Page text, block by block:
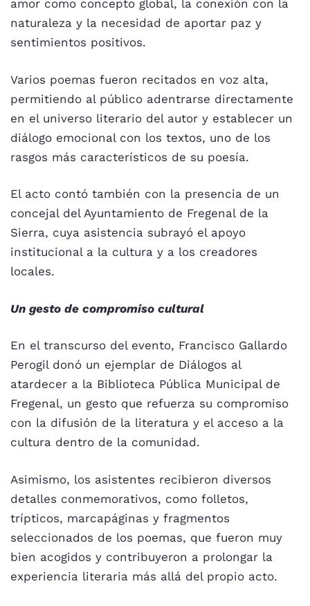
amor como concepto global, la conexión con la
naturaleza y la necesidad de aportar paz y
sentimientos positivos.
Varios poemas fueron recitados en voz alta,
permitiendo al público adentrarse directamente
en el universo literario del autor y establecer un
diálogo emocional con los textos, uno de los
rasgos más característicos de su poesía.
El acto contó también con la presencia de un
concejal del Ayuntamiento de Fregenal de la
Sierra, cuya asistencia subrayó el apoyo
institucional a la cultura y a los creadores
locales.
Un gesto de compromiso cultural
En el transcurso del evento, Francisco Gallardo
Perogil donó un ejemplar de Diálogos al
atardecer a la Biblioteca Pública Municipal de
Fregenal, un gesto que refuerza su compromiso
con la difusión de la literatura y el acceso a la
cultura dentro de la comunidad.
Asimismo, los asistentes recibieron diversos
detalles conmemorativos, como folletos,
trípticos, marcapáginas y fragmentos
seleccionados de los poemas, que fueron muy
bien acogidos y contribuyeron a prolongar la
experiencia literaria más allá del propio acto.